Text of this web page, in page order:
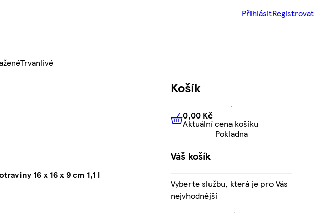
PřihlásitRegistrovat
Trvanlivé
16 x 16 x 9 cm 1,1 l
Košík
0,00 KčAktuální cena košíku
0,00 Kč
Aktuální cena košíku
Pokladna
Váš košík
Vyberte službu, která je pro Vás
nejvhodnější